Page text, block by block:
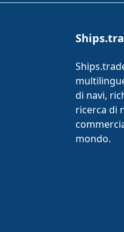
di navi,
ricerca di
mondo.